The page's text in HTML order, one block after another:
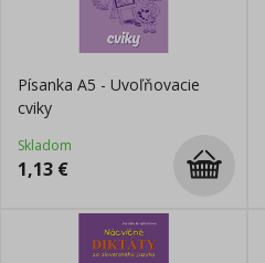
Písanka A5 - Uvoľňovacie
cviky
Skladom
1,13 €